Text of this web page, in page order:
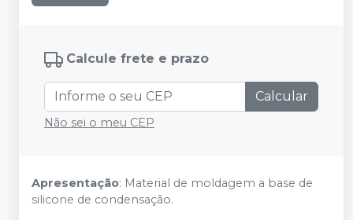
Calcule frete e prazo
Calcular
Não sei o meu CEP
Apresentação: Material de moldagem a base de
silicone de condensação.